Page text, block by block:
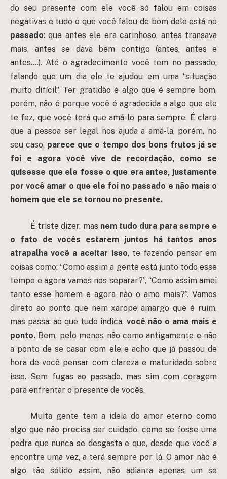
do seu presente com ele você só falou em coisas
negativas e tudo o que você falou de bom dele está no
passado: que antes ele era carinhoso, antes transava
mais, antes se dava bem contigo (antes, antes e
antes….). Até o agradecimento você tem no passado,
falando que um dia ele te ajudou em uma “situação
muito difícil”. Ter gratidão é algo que é sempre bom,
porém, não é porque você é agradecida a algo que ele
te fez, que você terá que amá-lo para sempre. É claro
que a pessoa ser legal nos ajuda a amá-la, porém, no
seu caso, parece que o tempo dos bons frutos já se
foi e agora você vive de recordação, como se
quisesse que ele fosse o que era antes, justamente
por você amar o que ele foi no passado e não mais o
homem que ele se tornou no presente.
É triste dizer, mas nem tudo dura para sempre e
o fato de vocês estarem juntos há tantos anos
atrapalha você a aceitar isso, te fazendo pensar em
coisas como: “Como assim a gente está junto todo esse
tempo e agora vamos nos separar?”, “Como assim amei
tanto esse homem e agora não o amo mais?”. Vamos
direto ao ponto que nem xarope amargo que é ruim,
mas passa: ao que tudo indica, você não o ama mais e
ponto. Bem, pelo menos não como antigamente e não
a ponto de se casar com ele e acho que já passou de
hora de você pensar com clareza e maturidade sobre
isso. Sem fugas ao passado, mas sim com coragem
para enfrentar o presente de vocês.
Muita gente tem a ideia do amor eterno como
algo que não precisa ser cuidado, como se fosse uma
pedra que nunca se desgasta e que, desde que você a
encontre uma vez, a terá sempre por lá. O amor não é
algo tão sólido assim, não adianta apenas um se